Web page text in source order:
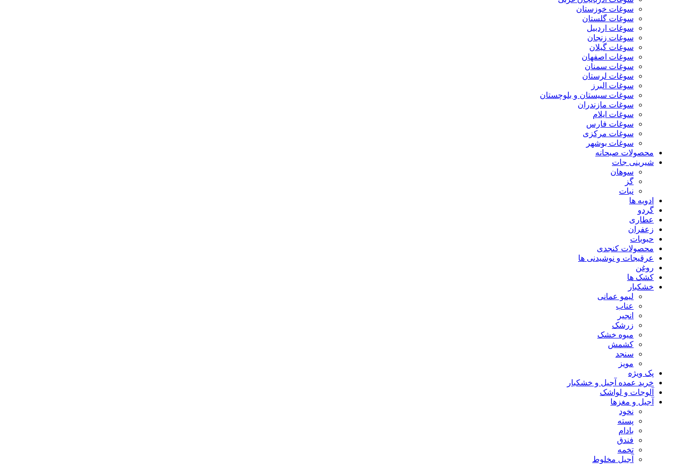
سوغات خوزستان
سوغات گلستان
سوغات اردبیل
سوغات زنجان
سوغات گیلان
سوغات اصفهان
سوغات سمنان
سوغات لرستان
سوغات البرز
سوغات سیستان و بلوچستان
سوغات مازندران
سوغات ایلام
سوغات فارس
سوغات مرکزی
سوغات بوشهر
محصولات صبحانه
شیرینی جات
سوهان
گز
نبات
ادویه ها
گردو
عطاری
زعفران
حبوبات
محصولات کنجدی
عرقیجات و نوشیدنی ها
روغن
کشک ها
خشکبار
لیمو عمانی
عناب
انجیر
زرشک
میوه خشک
کشمش
سنجد
مویز
پک ویژه
خرید عمده آجیل و خشکبار
آلوجات و لواشک
آجیل و مغزها
نخود
پسته
بادام
فندق
تخمه
آجیل مخلوط